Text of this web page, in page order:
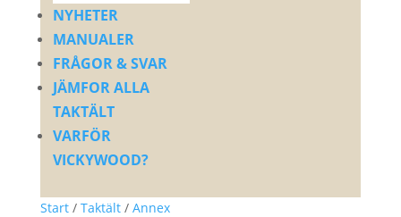
NYHETER
MANUALER
FRÅGOR & SVAR
JÄMFOR ALLA
TAKTÄLT
VARFÖR
VICKYWOOD?
Start/ Taktält/ Annex